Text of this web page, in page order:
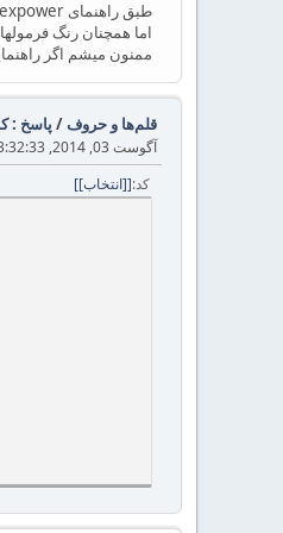
طبق راهنمای texpower گزینه های mathcolor و textcolor در فایل پیوست را یکسان انتخاب کردم
اما همچنان رنگ
ممنون میشم اگر
قلم‌ها و حروف/ پاسخ :
آگوست 03, 2014, 03:32:33 بعد از ظهر
کد [انتخاب]